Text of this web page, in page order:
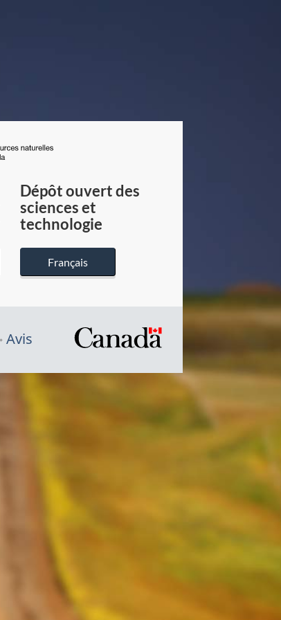
du
Canada
Dépôt ouvert des
sciences et
technologie
Français
Avis
/
Symbole
du
gouvernement
du